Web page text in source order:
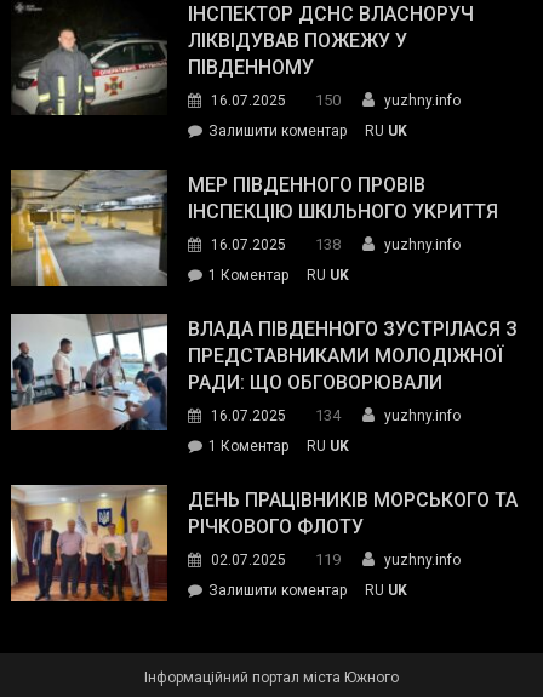
провів
нараду
силових
та
органів:
«Наш
спільний
окупанти.
Маємо
діяти
команда
ІНСПЕКТОР ДСНС ВЛАСНОРУЧ
ЛІКВІДУВАВ ПОЖЕЖУ У
ПІВДЕННОМУ
16.07.2025 150
yuzhny.info
Залишити коментарon
ДСНС
власноруч
пожежу
у
RU UK
МЕР ПІВДЕННОГО ПРОВІВ
ІНСПЕКЦІЮ ШКІЛЬНОГО УКРИТТЯ
16.07.2025 138
yuzhny.info
1 Коментардо
Південного
провів
інспекцію
укриття
RU UK
ВЛАДА ПІВДЕННОГО ЗУСТРІЛАСЯ З
ПРЕДСТАВНИКАМИ МОЛОДІЖНОЇ
РАДИ: ЩО ОБГОВОРЮВАЛИ
16.07.2025 134
yuzhny.info
1 Коментардо
Південного
зустрілася
представниками
молодіжної
обговорювали
RU UK
ДЕНЬ ПРАЦІВНИКІВ МОРСЬКОГО ТА
РІЧКОВОГО ФЛОТУ
02.07.2025 119
yuzhny.info
Залишити коментарon
RU UK
Інформаційний портал міста Южного